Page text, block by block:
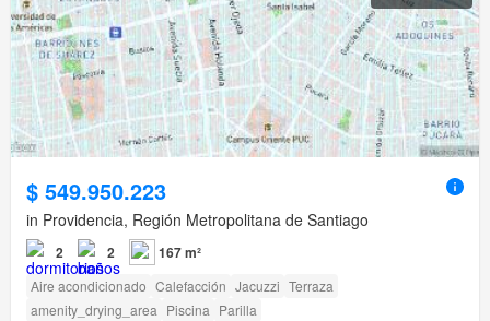
$ 549.950.223
in Providencia, Región Metropolitana de Santiago
2 2 167 m²
Aire acondicionado Calefacción Jacuzzi Terraza
amenity_drying_area Piscina Parilla